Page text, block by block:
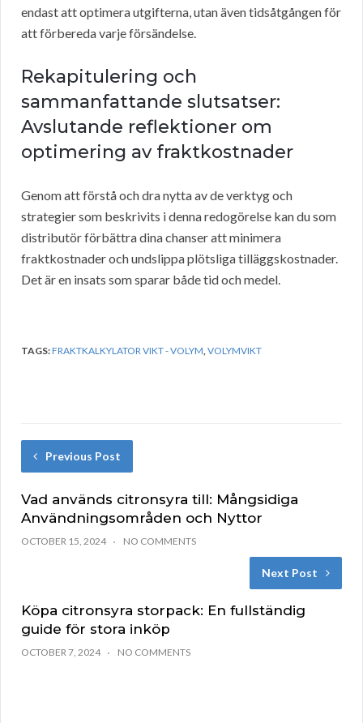
endast att optimera utgifterna, utan även tidsåtgången för
att förbereda varje försändelse.
Rekapitulering och
sammanfattande slutsatser:
Avslutande reflektioner om
optimering av fraktkostnader
Genom att förstå och dra nytta av de verktyg och
strategier som beskrivits i denna redogörelse kan du som
distributör förbättra dina chanser att minimera
fraktkostnader och undslippa plötsliga tilläggskostnader.
Det är en insats som sparar både tid och medel.
TAGS:FRAKTKALKYLATOR VIKT - VOLYM,VOLYMVIKT
Previous Post
Vad används citronsyra till: Mångsidiga
Användningsområden och Nyttor
OCTOBER 15, 2024 NO COMMENTS
Next Post
Köpa citronsyra storpack: En fullständig
guide för stora inköp
OCTOBER 7, 2024 NO COMMENTS